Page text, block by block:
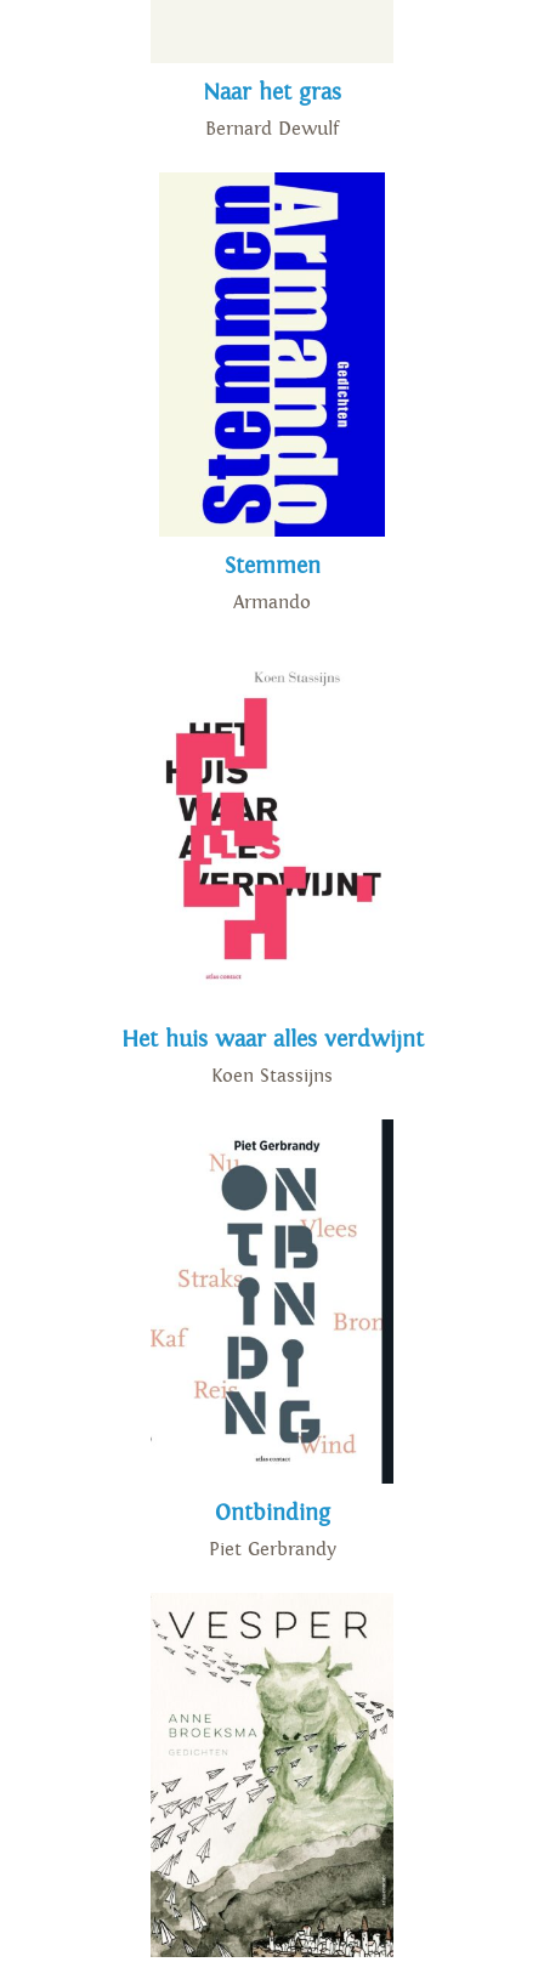
Naar het gras
Bernard Dewulf
Stemmen
Armando
Het huis waar alles verdwijnt
Koen Stassijns
Ontbinding
Piet Gerbrandy